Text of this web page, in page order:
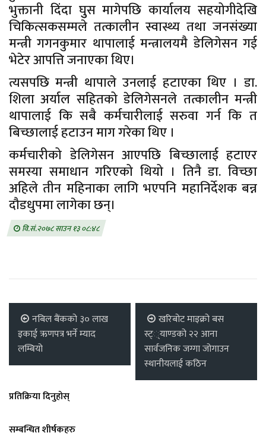
भुक्तानी दिंदा घुुस मागेपछि कार्यालय सहयोगीदेखि
चिकित्सकसम्मले तत्कालीन स्वास्थ्य तथा जनसंख्या
मन्त्री गगनकुमार थापालाई मन्त्रालयमै डेलिगेसन गई
भेटेर आपत्ति जनाएका थिए।
त्यसपछि मन्त्री थापाले उनलाई हटाएका थिए । डा.
शिला अर्याल सहितको डेलिगेसनले तत्कालीन मन्त्री
थापालाई कि सबै कर्मचारीलाई सरुवा गर्न कि त
बिच्छालाई हटाउन माग गरेका थिए ।
कर्मचारीको डेलिगेसन आएपछि बिच्छालाई हटाएर
समस्या समाधान गरिएको थियो । तिनै डा. विच्छा
अहिले तीन महिनाका लागि भएपनि महानिर्देशक बन्न
दौडधुपमा लागेका छन्।
वि.सं.२०७८ साउन १३ ०८:४८
नबिल बैंकको ३० लाख
इकाई ऋणपत्र भर्ने म्याद
लम्बियो
खरिबोट माइक्रो बस
स्ट््याण्डको २२ आना
सार्वजनिक जग्गा जोगाउन
स्थानीयलाई कठिन
प्रतिक्रिया दिनुहोस्
सम्बन्धित शीर्षकहरु